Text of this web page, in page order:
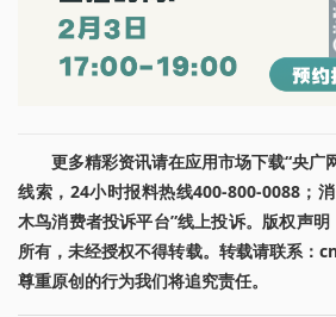
更多精彩资讯请在应用市场下载“央广
线索，24小时报料热线400-800-0088；
木鸟消费者投诉平台”线上投诉。版权声
所有，未经授权不得转载。转载请联系：
尊重原创的行为我们将追究责任。